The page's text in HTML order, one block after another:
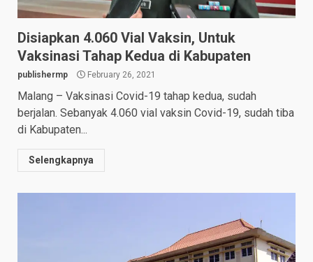
Disiapkan 4.060 Vial Vaksin, Untuk
Vaksinasi Tahap Kedua di Kabupaten
publishermp February 26, 2021
Malang – Vaksinasi Covid-19 tahap kedua, sudah
berjalan. Sebanyak 4.060 vial vaksin Covid-19, sudah tiba
di Kabupaten...
Selengkapnya